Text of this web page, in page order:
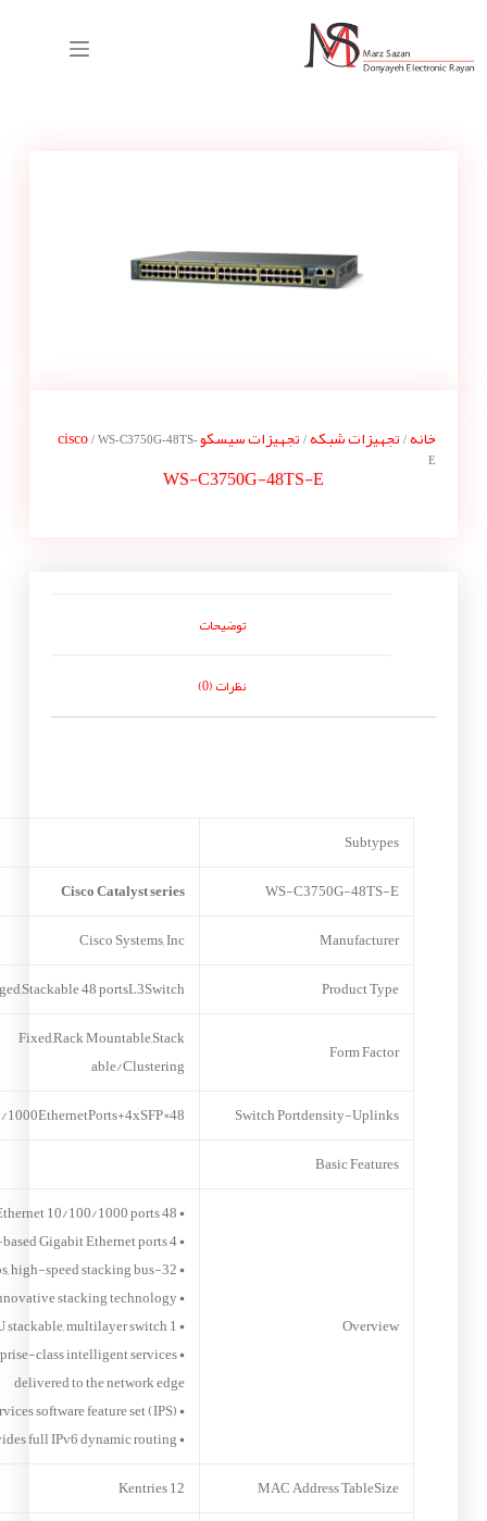
خانه/ تجهیزات شبکه/ تجهیزات سیسکو cisco/ WS-C3750G-48TS-
E
WS-C3750G-48TS-E
توضیحات
نظرات (0)
Subtypes
WS-C3750G-48TS-E
Cisco Catalyst series
Manufacturer
Cisco Systems, Inc
Product Type
48 portsL3Switch
Form Factor
Fixed,Rack Mountable,Stack
able/Clustering
Switch Portdensity-Uplinks
48×10/100/1000EthernetPorts+4xSFP
Basic Features
Overview
• 48 Ethernet 10/100/1000 ports
• 4 SFP-based Gigabit Ethernet ports
• 32-Gbps, high-speed stacking bus
• Innovative stacking technology
• 1 RU stackable, multilayer switch
class intelligent services
delivered to the network edge
• IP Services software feature set (IPS)
• Provides full IPv6 dynamic routing
MAC Address TableSize
12 Kentries